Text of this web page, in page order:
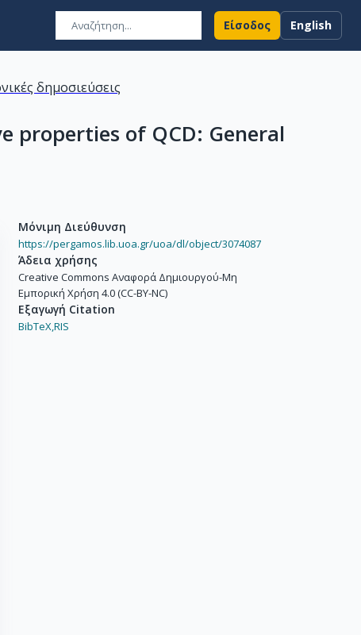
Είσοδος English
δημοσιεύσεις
properties of QCD: General
Μόνιμη Διεύθυνση
https://pergamos.lib.uoa.gr/uoa/dl/object/3074087
Άδεια χρήσης
Creative Commons Αναφορά Δημιουργού-Μη
Εμπορική Χρήση 4.0 (CC-BY-NC)
Εξαγωγή Citation
BibTeX,RIS